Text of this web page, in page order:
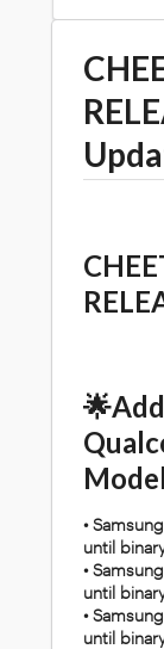
•
until
•
until
•
until